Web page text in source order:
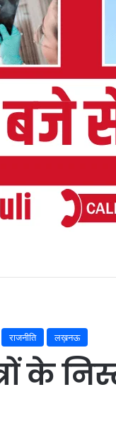
राजनीति लख़नऊ
के